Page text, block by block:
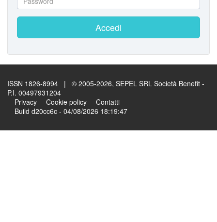
Accedi
ISSN 1826-8994 | © 2005-2026, SEPEL SRL Società Benefit -
P.I. 00497931204
Privacy
Cookie policy
Contatti
Build d20cc6c - 04/08/2026 18:19:47